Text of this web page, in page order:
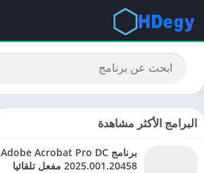
البرامج الأكثر مشاهدة
برنامج Adobe Acrobat Pro DC
2025.001.20458 مفعل تلقائيا